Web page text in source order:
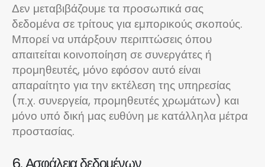
Δεν μεταβιβάζουμε τα προσωπικά σας
δεδομένα σε τρίτους για εμπορικούς σκοπούς.
Μπορεί να υπάρξουν περιπτώσεις όπου
απαιτείται κοινοποίηση σε συνεργάτες ή
προμηθευτές, μόνο εφόσον αυτό είναι
απαραίτητο για την εκτέλεση της υπηρεσίας
(π.χ. συνεργεία, προμηθευτές χρωμάτων) και
μόνο υπό δική μας ευθύνη με κατάλληλα μέτρα
προστασίας.